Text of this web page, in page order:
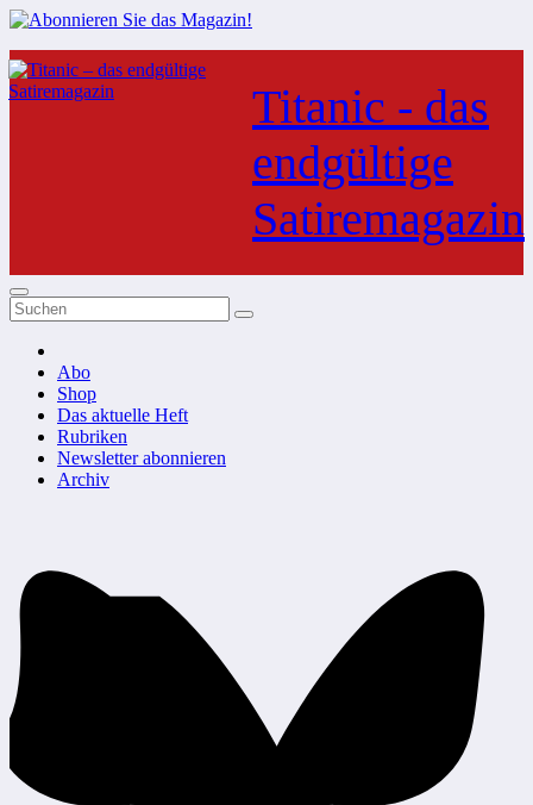
Zum
Inhalt
springen
Titanic - das
endgültige
Satiremagazin
Abo
Shop
Das aktuelle Heft
Rubriken
Newsletter abonnieren
Archiv